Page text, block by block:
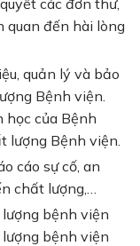
quan đến hài lòng
quản lý và bảo
Bệnh viện.
học của Bệnh
lượng Bệnh viện.
cáo sự cố, an
chất lượng,…
bệnh viện
bệnh viện